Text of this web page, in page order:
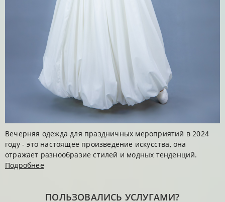
Вечерняя одежда для праздничных мероприятий в 2024
году - это настоящее произведение искусства, она
отражает разнообразие стилей и модных тенденций.
Подробнее
ПОЛЬЗОВАЛИСЬ УСЛУГАМИ?